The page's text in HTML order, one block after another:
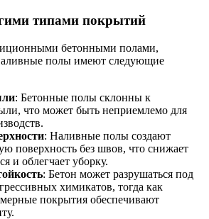
типами покрытий
бетонными полами,
полы имеют следующие
: Бетонные полы склонны к
что может быть неприемлемо для
: Наливные полы создают
поверхность без швов, что снижает
и облегчает уборку.
: Бетон может разрушаться под
химикатов, тогда как
покрытия обеспечивают